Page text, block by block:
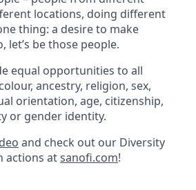
locations, doing different
thing: a desire to make
let’s be those people.
equal opportunities to all
ancestry, religion, sex,
orientation, age, citizenship,
or gender identity.
and check out our Diversity
actions atsanofi.com!